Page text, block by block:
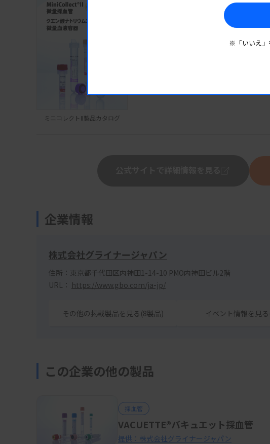
ミニコレクトⅡ製品カタログ
企業情報
株式会社グライナージャパン
住所：東京都千代田区内神田1-14-10 PMO内神田ビル2階
URL： https://www.gbo.com/ja-jp/
その他の掲載製品を見る(8製品) イベント情報を見
この企業の他の製品
採血管
VACUETTE®バキュエット採血管
提供：株式会社グライナージャパン
※「いいえ」